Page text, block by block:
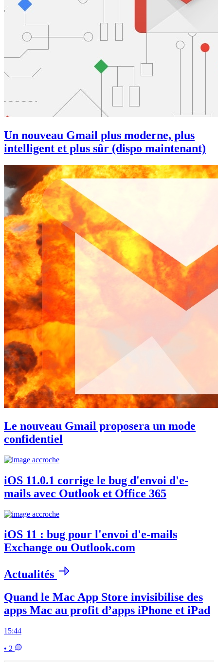
Un nouveau Gmail plus moderne, plus
intelligent et plus sûr (dispo maintenant)
Le nouveau Gmail proposera un mode
confidentiel
iOS 11.0.1 corrige le bug d'envoi d'e-
mails avec Outlook et Office 365
iOS 11 : bug pour l'envoi d'e-mails
Exchange ou Outlook.com
Actualités
Quand le Mac App Store invisibilise des
apps Mac au profit d’apps iPhone et iPad
15:44
• 2